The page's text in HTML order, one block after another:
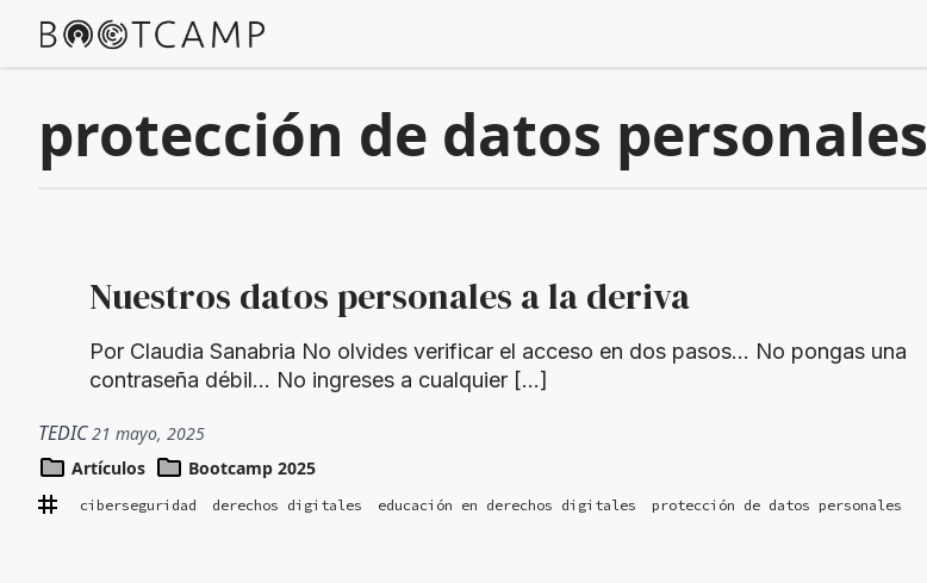
protección de datos personales
Nuestros datos personales a la deriva
Por Claudia Sanabria No olvides verificar el acceso en dos pasos… No pongas una
contraseña débil… No ingreses a cualquier […]
TEDIC21 mayo, 2025
Artículos
Bootcamp 2025
ciberseguridad derechos digitales educación en derechos digitales protección de datos personales